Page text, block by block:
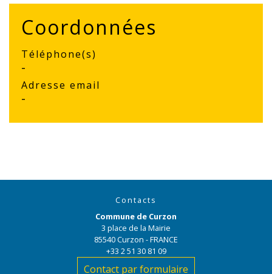
Coordonnées
Téléphone(s)
-
Adresse email
-
Contacts
Commune de Curzon
3 place de la Mairie
85540 Curzon - FRANCE
+33 2 51 30 81 09
Contact par formulaire